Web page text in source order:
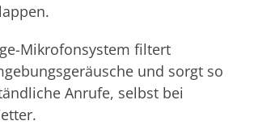
Mikrofonsystem filtert
und sorgt so
Anrufe, selbst bei